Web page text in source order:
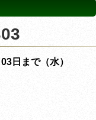
日まで（水）